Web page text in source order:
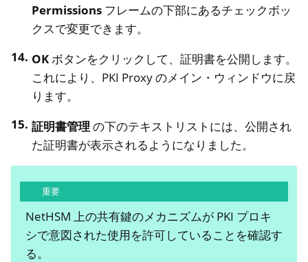
Permissions フレームの下部にあるチェックボッ
クスで変更できます。
OK ボタンをクリックして、証明書を公開します。
これにより、PKI Proxy のメイン・ウィンドウに戻
ります。
証明書管理 の下のテキストリストには、公開され
た証明書が表示されるようになりました。
重要
NetHSM 上の共有鍵のメカニズムが PKI プロキ
シで意図された使用を許可していることを確認す
る。